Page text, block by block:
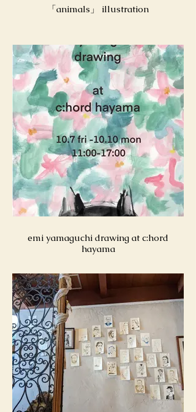
「animals」 illustration
emi yamaguchi drawing at c:hord
hayama